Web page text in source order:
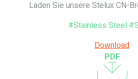
Laden Sie unsere Stelux CN-
#Stainless Steel
Download
PDF